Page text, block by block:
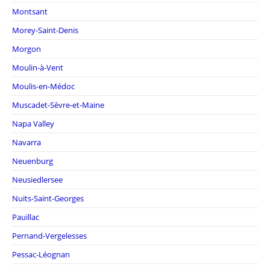
Montsant
Morey-Saint-Denis
Morgon
Moulin-à-Vent
Moulis-en-Médoc
Muscadet-Sèvre-et-Maine
Napa Valley
Navarra
Neuenburg
Neusiedlersee
Nuits-Saint-Georges
Pauillac
Pernand-Vergelesses
Pessac-Léognan